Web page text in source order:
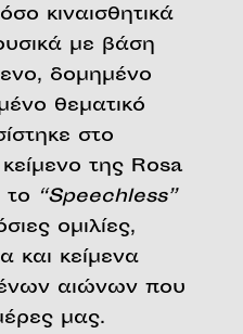
κιναισθητικά
με βάση
δομημένο
θεματικό
στο
της Rosa
“Speechless”
ομιλίες,
και κείμενα
αιώνων που
μας.